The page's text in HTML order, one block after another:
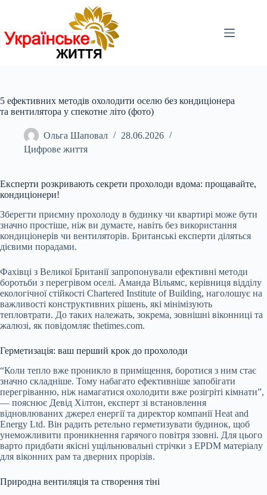
5 ефективних методів охолодити оселю без кондиціонера
та вентилятора у спекотне літо (фото)
Ольга Шаповал
28.06.2026
Цифрове життя
Експерти розкривають секрети прохолоди вдома: прощавайте,
кондиціонери!
Зберегти приємну прохолоду в будинку чи квартирі може бути
значно простіше, ніж ви думаєте, навіть без використання
кондиціонерів чи вентиляторів. Британські експерти діляться
дієвими порадами.
Фахівці з Великої Британії запропонували ефективні методи
боротьби з перегрівом оселі. Аманда Вільямс, керівниця відділу
екологічної стійкості Chartered Institute of Building, наголошує на
важливості конструктивних рішень, які мінімізують
тепловтрати. До таких належать, зокрема, зовнішні віконниці та
жалюзі, як повідомляє thetimes.com.
Герметизація: ваш перший крок до прохолоди
“Коли тепло вже проникло в приміщення, боротися з ним стає
значно складніше. Тому набагато ефективніше запобігати
перегріванню, ніж намагатися охолодити вже розігріті кімнати”,
— пояснює Девід Хілтон, експерт зі встановлення
відновлюваних джерел енергії та директор компанії Heat and
Energy Ltd. Він радить ретельно герметизувати будинок, щоб
унеможливити проникнення гарячого повітря ззовні. Для цього
варто придбати якісні ущільнювальні стрічки з EPDM матеріалу
для віконних рам та дверних прорізів.
Природна вентиляція та створення тіні